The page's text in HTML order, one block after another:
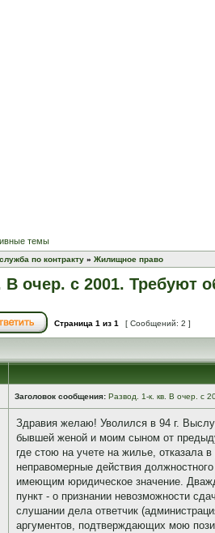
темы
по контракту » Жилищное право
В очер. с 2001. Требуют
Страница 1 из 1 [ Сообщений: 2 ]
Заголовок сообщения: Развод. 1-к. кв. В очер. с
Здравия желаю! Уволился в 94 г.
бывшей женой и моим сыном от
где стою на учете на жилье, отказала
неправомерные действия
имеющим юридическое значение.
пункт - о признании невозможности
слушании дела ответчик
аргументов, подтверждающих мою